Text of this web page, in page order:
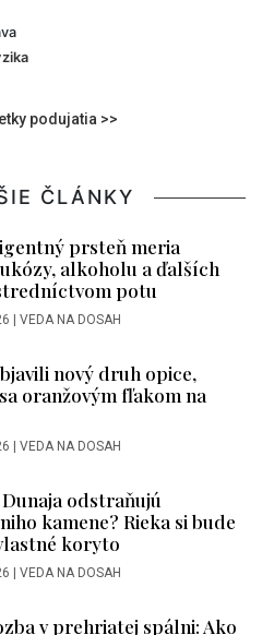
podujatia >>
ČLÁNKY
prsteň meria
alkoholu a ďalších
potu
| VEDA NA DOSAH
nový druh opice,
oranžovým fľakom na
| VEDA NA DOSAH
odstraňujú
kamene? Rieka si bude
koryto
| VEDA NA DOSAH
v prehriatej spálni: Ako